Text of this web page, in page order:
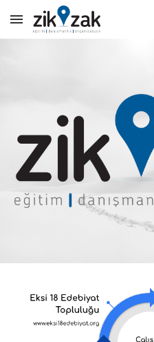
Skip to main content